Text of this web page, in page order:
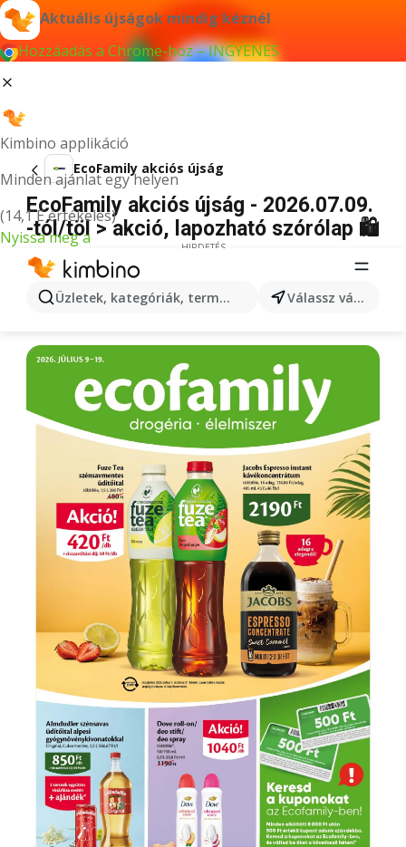
Aktuális újságok mindig kéznél
Hozzáadás a Chrome-hoz – INGYENES
Kimbino applikáció
Minden ajánlat egy helyen
(14,1 E értékelés)
Nyissa meg a
Üzletek, kategóriák, termékek keresése... Válassz várost
EcoFamily akciós újság
EcoFamily akciós újság - 2026.07.09.
-tól/töl > akció, lapozható szórólap 🛍️
HIRDETÉS